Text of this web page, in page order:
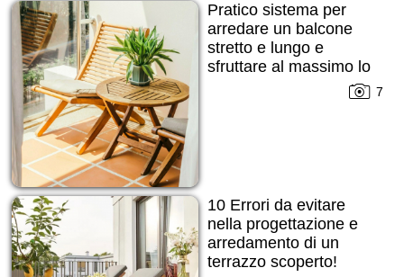
Pratico sistema per
arredare un balcone
stretto e lungo e
sfruttare al massimo lo
7
10 Errori da evitare
nella progettazione e
arredamento di un
terrazzo scoperto!